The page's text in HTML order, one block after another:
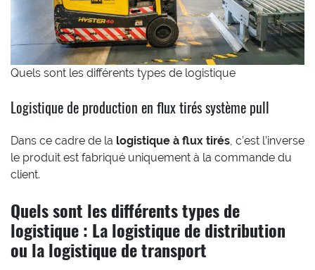
Quels sont les différents types de logistique
Logistique de production en flux tirés système pull
Dans ce cadre de la logistique à flux tirés , c’est l’inverse
le produit est fabriqué uniquement à la commande du
client.
Quels sont les différents types de
logistique : La logistique de distribution
ou la logistique de transport